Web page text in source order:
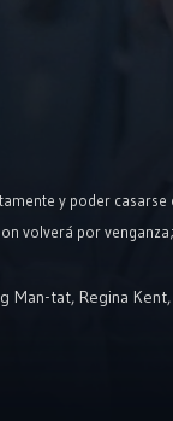
y poder
volverá por
Man-tat, Regina Kent,